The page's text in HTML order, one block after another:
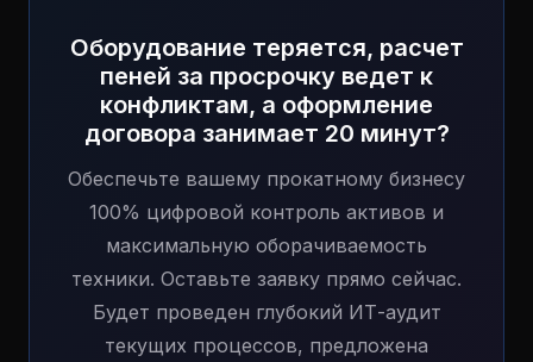
Оборудование теряется, расчет
пеней за просрочку ведет к
конфликтам, а оформление
договора занимает 20 минут?
Обеспечьте вашему прокатному бизнесу
100% цифровой контроль активов и
максимальную оборачиваемость
техники. Оставьте заявку прямо сейчас.
Будет проведен глубокий ИТ-аудит
текущих процессов, предложена